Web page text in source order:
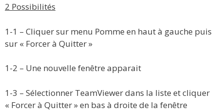
2 Possibilités
1-1 – Cliquer sur menu Pomme en haut à gauche puis
sur « Forcer à Quitter »
1-2 – Une nouvelle fenêtre apparait
1-3 – Sélectionner TeamViewer dans la liste et cliquer
« Forcer à Quitter » en bas à droite de la fenêtre